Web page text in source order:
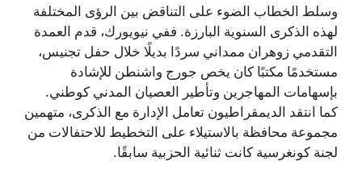
وسلط الخطاب الضوء على التناقض بين الرؤى المختلفة
لهذه الذكرى السنوية البارزة. ففي نيويورك، قدم العمدة
التقدمي زوهران ممداني سردًا بديلًا خلال حفل تجنيس،
مستخدمًا مكتبًا كان يخص جورج واشنطن للإشادة
بإسهامات المهاجرين وتأطير العصيان المدني كوطني.
كما انتقد الديمقراطيون تعامل الإدارة مع الذكرى، متهمين
مجموعة محافظة بالاستيلاء على التخطيط للاحتفالات من
لجنة كونغرسية كانت ثنائية الحزبية سابقًا.